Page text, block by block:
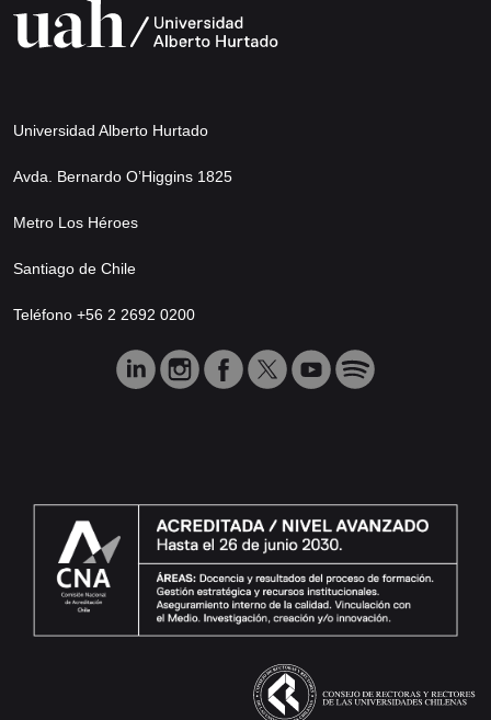
Universidad Alberto Hurtado
Avda. Bernardo O’Higgins 1825
Metro Los Héroes
Santiago de Chile
Teléfono +56 2 2692 0200